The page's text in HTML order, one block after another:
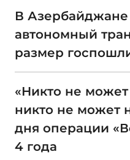
В Азербайджане
автономный
размер
«Никто не
никто не может
дня операции
4 года